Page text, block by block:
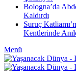
Bologna’da
Kaldırdı
Suruç
Kentlerinde
Menü